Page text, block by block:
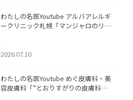
わたしの名医Youtube アルバアレルギ
ークリニック札幌「マンジャロのリア
た。
2026.07.10
わたしの名医Youtube めぐ皮膚科・美
容皮膚科「”とおりすがりの皮膚科